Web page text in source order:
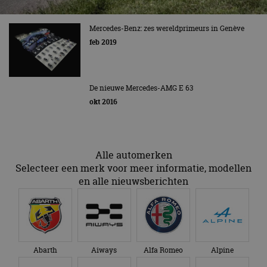
Mercedes-Benz: zes wereldprimeurs in Genève
feb 2019
De nieuwe Mercedes-AMG E 63
okt 2016
Alle automerken
Selecteer een merk voor meer informatie, modellen
en alle nieuwsberichten
Abarth Aiways Alfa Romeo Alpine
op basis
te
banner
Naam
Aanbieder
Vervaldatum